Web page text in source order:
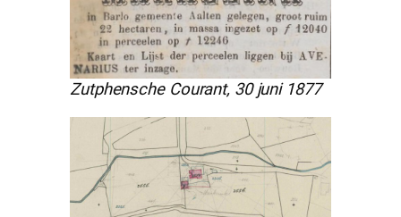
Zutphensche Courant, 30 juni 1877